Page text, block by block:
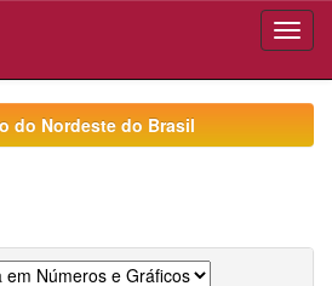
do Nordeste do Brasil